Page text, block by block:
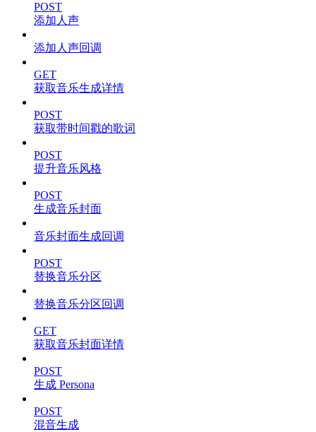
POST
添加人声
添加人声回调
GET
获取音乐生成详情
POST
获取带时间戳的歌词
POST
提升音乐风格
POST
生成音乐封面
音乐封面生成回调
POST
替换音乐分区
替换音乐分区回调
GET
获取音乐封面详情
POST
生成 Persona
POST
混音生成